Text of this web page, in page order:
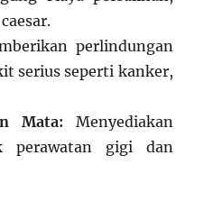
perlindungan
serius seperti kanker,
Mata: Menyediakan
perawatan gigi dan